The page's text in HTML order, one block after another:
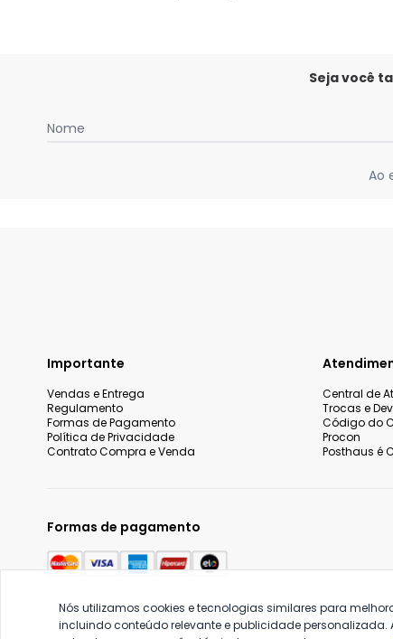
Seja você
Nome
Ao
Importante
Vendas e Entrega
Regulamento
Formas de Pagamento
Política de Privacidade
Contrato Compra e Venda
Central de
Trocas e
Código do
Procon
Posthaus é
Formas de pagamento
Nós utilizamos cookies e tecnologias similares para
incluindo conteúdo relevante e publicidade